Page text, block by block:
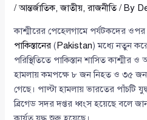
/আন্তর্জাতিক,জাতীয়,রাজনীতি/ By
কাশ্মীরের পেহেলগামে পর্যটকদের
পাকিস্তানের (Pakistan) মধ্যে নতুন
পরিস্থিতিতে পাকিস্তান শাসিত কাশ্মীর ও
হামলায় কমপক্ষে ৮ জন নিহত ও ৩৫
গেছে। পাল্টা হামলায় ভারতের পাঁচটি
ব্রিগেড সদর দপ্তর ধ্বংস হয়েছে বলে